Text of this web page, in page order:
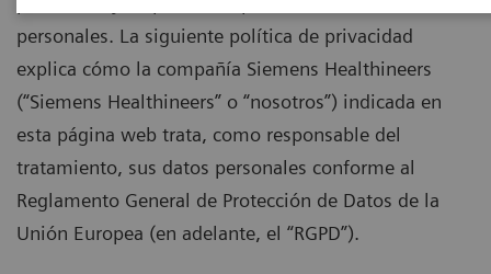
personales. La siguiente política de privacidad
explica cómo la compañía Siemens Healthineers
(“Siemens Healthineers” o “nosotros”) indicada en
esta página web trata, como responsable del
tratamiento, sus datos personales conforme al
Reglamento General de Protección de Datos de la
Unión Europea (en adelante, el “RGPD”).